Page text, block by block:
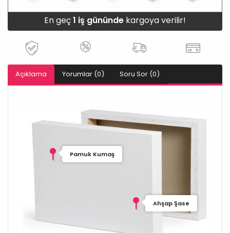
En geç1 iş gününde kargoya verilir!
Açıklama Yorumlar (0) Soru Sor (0)
Pamuk Kumaş
Ahşap Şase